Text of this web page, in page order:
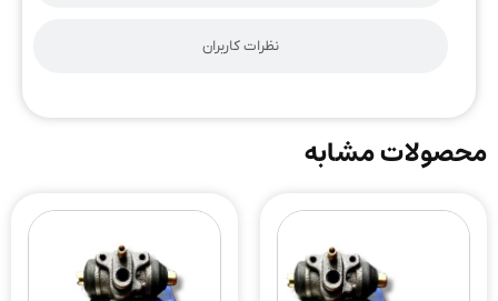
نظرات کاربران
محصولات مشابه